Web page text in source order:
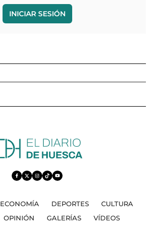
INICIAR SESIÓN
ECONOMÍA DEPORTES
CULTURA
OPINIÓN GALERÍAS
VÍDEOS